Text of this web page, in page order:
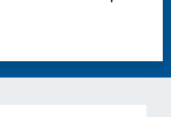
su 5
su 5